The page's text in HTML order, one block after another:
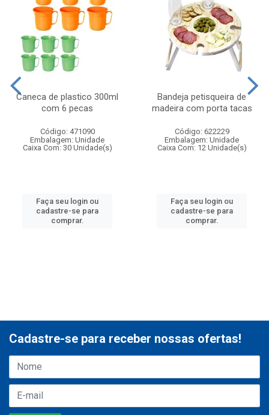
Caneca de plastico 300ml
com 6 pecas
Código: 471090
Embalagem: Unidade
Caixa Com: 30 Unidade(s)
Faça seu login ou
cadastre-se para
comprar.
Bandeja petisqueira de
madeira com porta tacas
Código: 622229
Embalagem: Unidade
Caixa Com: 12 Unidade(s)
Faça seu login ou
cadastre-se para
comprar.
Cadastre-se para receber nossas ofertas!